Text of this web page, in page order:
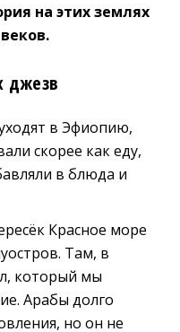
на этих землях
джезв
в Эфиопию,
скорее как еду,
в блюда и
Красное море
Там, в
который мы
Арабы долго
но он не